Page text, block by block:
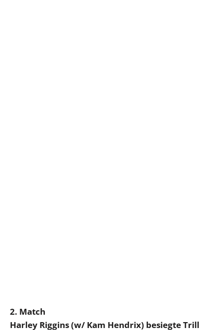
2. Match
Harley Riggins (w/ Kam Hendrix) besiegte Trill